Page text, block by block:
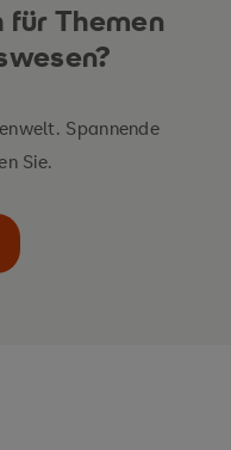
für Themen
Spannende
Sie.